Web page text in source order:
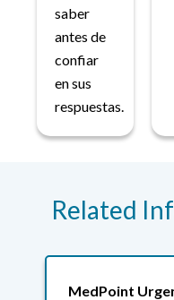
saber
antes de
confiar
en sus
respuestas.
Related
MedPoint